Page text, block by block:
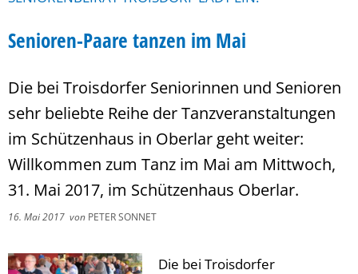
Senioren-Paare tanzen im Mai
Die bei Troisdorfer Seniorinnen und Senioren
sehr beliebte Reihe der Tanzveranstaltungen
im Schützenhaus in Oberlar geht weiter:
Willkommen zum Tanz im Mai am Mittwoch,
31. Mai 2017, im Schützenhaus Oberlar.
16. Mai 2017 von PETER SONNET
Die bei Troisdorfer